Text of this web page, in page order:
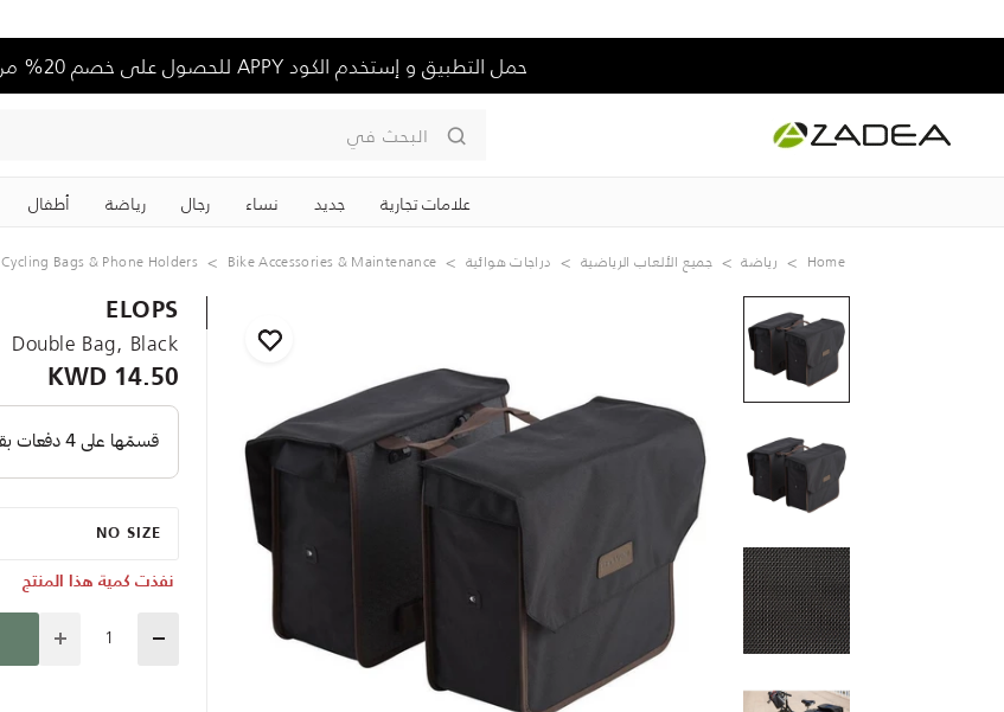
حمل التطبيق و إستخدم الكود APPY للحصول على خصم 20% من السعر الكامل
البحث في
علامات تجارية جديد نساء رجال رياضة ‏أطفال
Home رياضة جميع الألعاب الرياضية دراجات هوائية Bike Accessories & Maintenance
Cycling Bags & Phone Holders
ELOPS
Double Bag, Black
14.50 KWD
NO SIZE
نفذت كمية هذا المنتج
Quantity